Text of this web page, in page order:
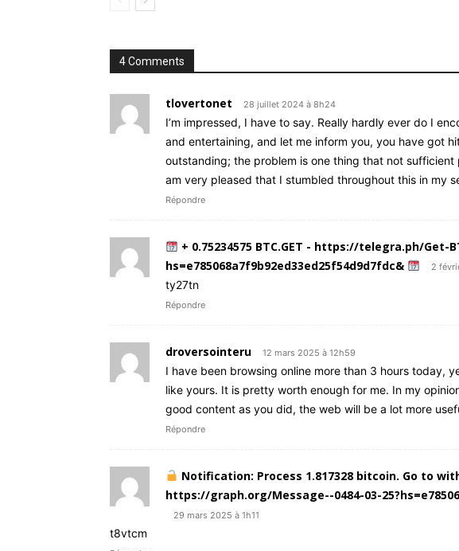
4 Comments
tlovertonet 28 juillet 2024 à 8h24
I’m impressed, I have to say. Really hardly ever do I
and entertaining, and let me inform you, you have got
outstanding; the problem is one thing that not
am very pleased that I stumbled throughout this in my
Répondre
+ 0.75234575 BTC.GET - https://telegra.ph/Get-
hs=e785068a7f9b92ed33ed25f54d9d7fdc&
2
ty27tn
Répondre
droversointeru 12 mars 2025 à 12h59
I have been browsing online more than 3 hours today,
like yours. It is pretty worth enough for me. In my
good content as you did, the web will be a lot more
Répondre
Notification: Process 1.817328 bitcoin. Go to
https://graph.org/Message--0484-03-
29 mars 2025 à 1h11
t8vtcm